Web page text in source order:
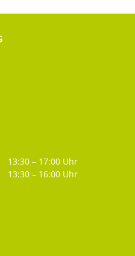
13:30 – 17:00 Uhr
13:30 – 16:00 Uhr